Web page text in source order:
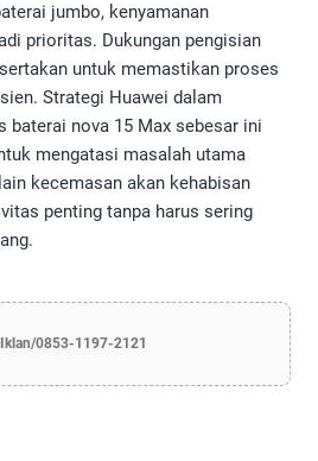
jumbo, kenyamanan
prioritas. Dukungan pengisian
untuk memastikan proses
Strategi Huawei dalam
baterai nova 15 Max sebesar ini
mengatasi masalah utama
kecemasan akan kehabisan
penting tanpa harus sering
Iklan/0853-1197-2121